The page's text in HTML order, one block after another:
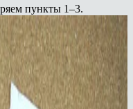
пункты 1–3.